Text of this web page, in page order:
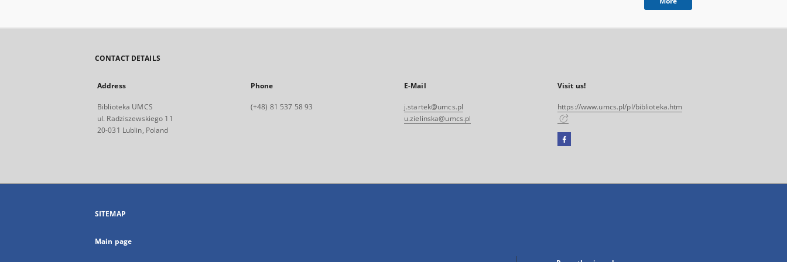
CONTACT DETAILS
Address
Biblioteka UMCS
ul. Radziszewskiego 11
20-031 Lublin, Poland
Phone
(+48) 81 537 58 93
E-Mail
j.startek@umcs.pl
u.zielinska@umcs.pl
Visit us!
https://www.umcs.pl/pl/biblioteka.htm
Facebook
open
SITEMAP
Main page